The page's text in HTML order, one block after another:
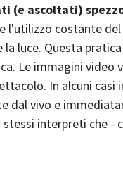
(e ascoltati)
l'utilizzo costante
luce. Questa
Le immagini
In alcuni casi
dal vivo e
interpreti che -